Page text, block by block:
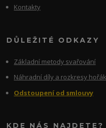
Kontakty
DŮLEŽITÉ ODKAZY
Základní metody svařování
Náhradní díly a rozkresy
Odstoupení od smlouvy
KDE NÁS NAJDETE?